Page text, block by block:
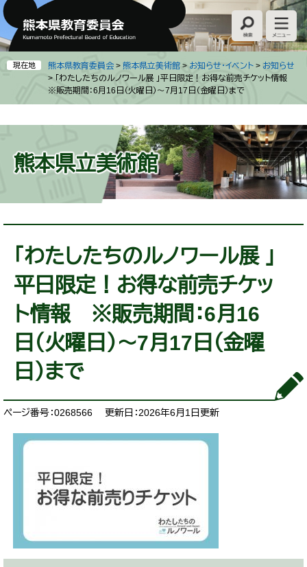
ペ
ー
ジ
の
先
す
メ
ニ
ュ
ー
を
し
現在地 熊本県教育委員会 > 熊本県立美術館 > お知らせ・イベント > お知らせ
> 「わたしたちのルノワール展 」平日限定！お得な前売チケット情報
※販売期間：6月16日（火曜日）～7月17日（金曜日）まで
熊本県立美術館
「わたしたちのルノワール展 」
平日限定！お得な前売チケッ
ト情報 ※販売期間：6月16
日（火曜日）～7月17日（金曜
日）まで
ページ番号：0268566 更新日：2026年6月1日更新